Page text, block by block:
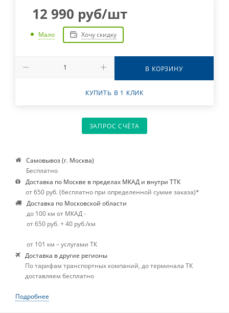
12 990 руб/шт
Мало Хочу скидку
В КОРЗИНУ
КУПИТЬ В 1 КЛИК
ЗАПРОС СЧЁТА
Самовывоз (г. Москва)
Бесплатно
Доставка по Москве в пределах МКАД и внутри ТТК
от 650 руб. (бесплатно при определенной сумме заказа)*
Доставка по Московской области
до 100 км от МКАД -
от 650 руб. + 40 руб./км
от 101 км – услугами ТК
Доставка в другие регионы
По тарифам транспортных компаний, до терминала ТК
доставляем бесплатно
Подробнее